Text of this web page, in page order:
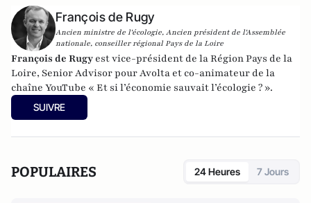
François de Rugy
Ancien ministre de l'écologie, Ancien président de l'Assemblée
nationale, conseiller régional Pays de la Loire
François de Rugy est vice-président de la Région Pays de la
Loire, Senior Advisor pour Avolta et co-animateur de la
chaîne YouTube « Et si l’économie sauvait l’écologie ? ».
SUIVRE
POPULAIRES 24 Heures 7 Jours